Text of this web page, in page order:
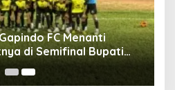
FC Menanti
di Semifinal Bupati